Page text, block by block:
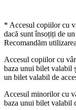
* Accesul copiilor cu
dacă sunt însoțiți de
Recomandăm
Accesul copiilor cu
baza unui bilet valabil
un bilet valabil de
Accesul minorilor cu
baza unui bilet valabil